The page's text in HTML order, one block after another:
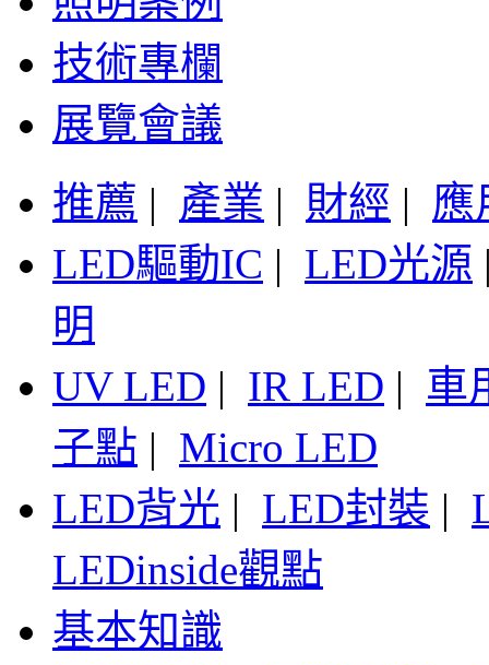
技術專欄
展覽會議
推薦 | 產業 | 財經 | 應
LED驅動IC | LED光源
明
UV LED | IR LED | 車
子點 | Micro LED
LED背光 | LED封裝 |
LEDinside觀點
基本知識